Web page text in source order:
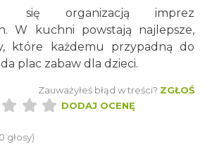
się organizacją imprez
W kuchni powstają najlepsze,
które każdemu przypadną do
plac zabaw dla dzieci.
Zauważyłeś błąd w treści? ZGŁOŚ
DODAJ OCENĘ
głosy)